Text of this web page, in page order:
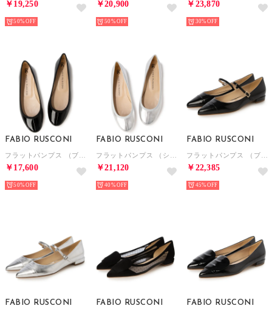
￥19,250
50%
￥20,900
50%
￥23,870
30%
FABIO RUSCONI
￥17,600
50%
FABIO RUSCONI
￥21,120
40%
FABIO RUSCONI
￥22,385
45%
FABIO RUSCONI FABIO RUSCONI FABIO RUSCONI